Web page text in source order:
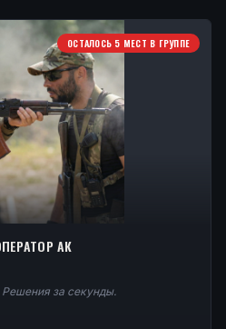
ОСТАЛОСЬ 5 МЕСТ В ГРУППЕ
АК
Решения за секунды.